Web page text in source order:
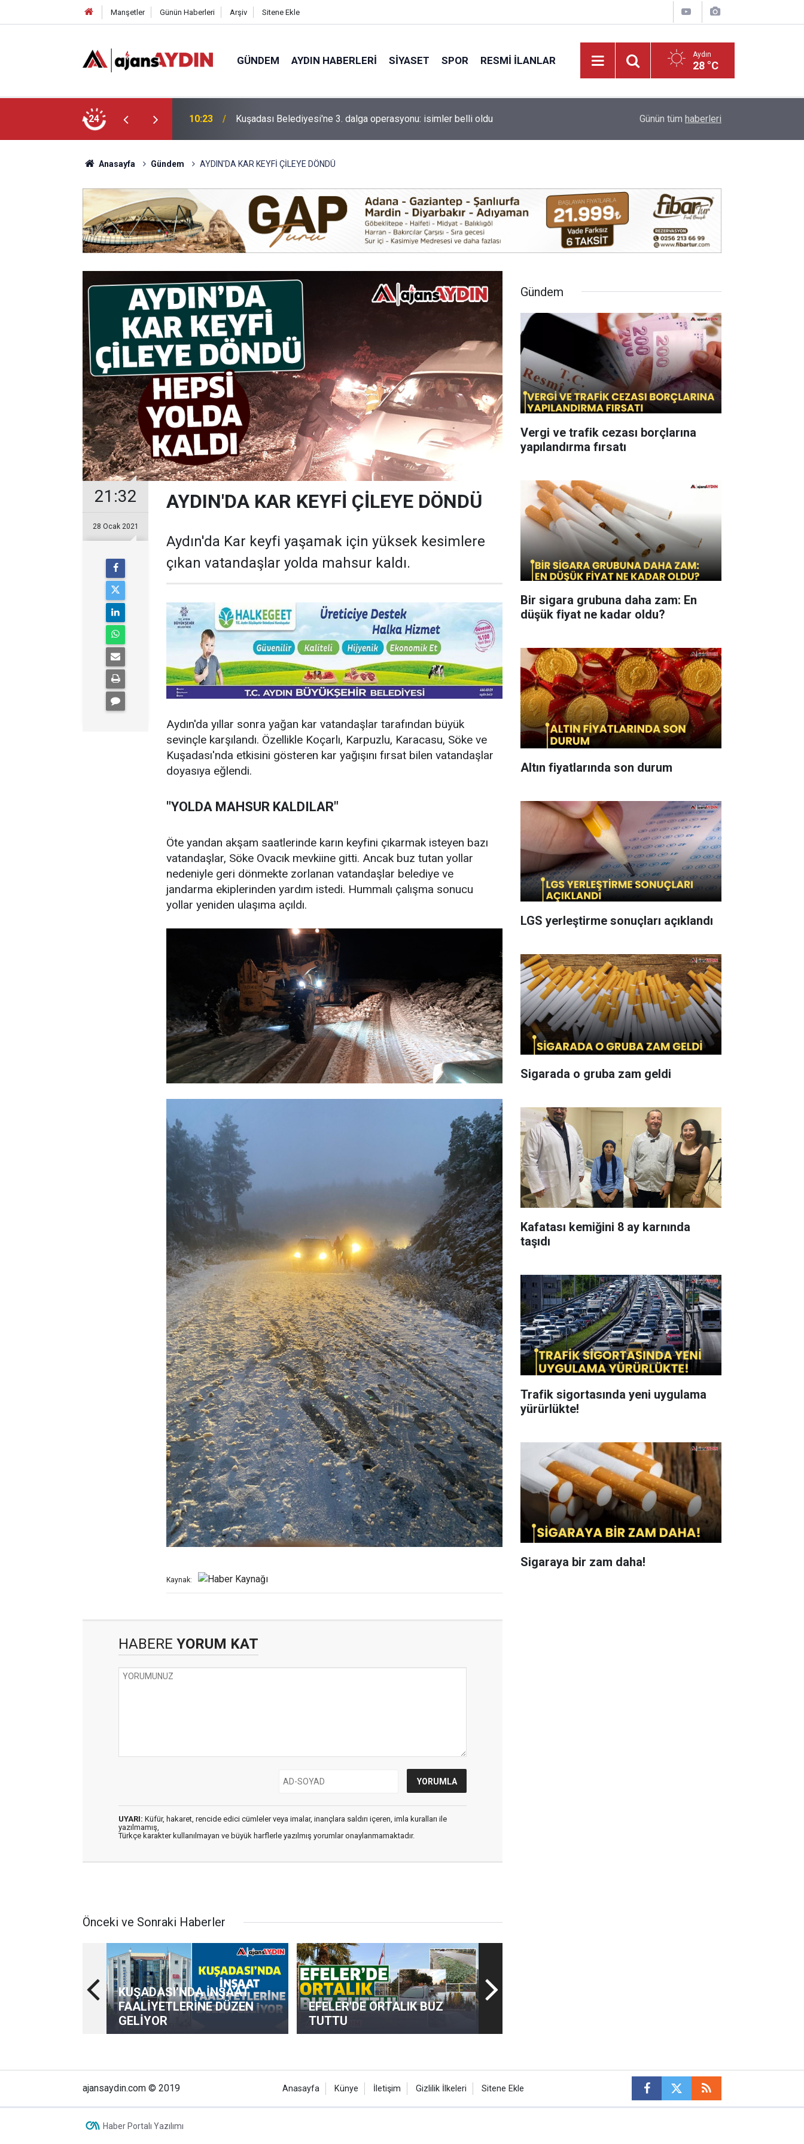
Manşetler Günün Haberleri Arşiv Sitene Ekle
GÜNDEM AYDIN HABERLERI SIYASET SPOR RESMI İLANLAR Aydın
28 °C
24
isimler belli oldu 10:06 Germencik’te iş yerinde korkutan yangın: alevler yükseldi Vergi ve trafik cezası borçlarına yapılandırma
Günün tüm haberleri
Anasayfa Gündem AYDIN'DA KAR KEYFİ ÇİLEYE DÖNDÜ
21:32
28 Ocak 2021
AYDIN'DA KAR KEYFİ ÇİLEYE DÖNDÜ
Aydın'da Kar keyfi yaşamak için yüksek kesimlere
çıkan vatandaşlar yolda mahsur kaldı.
Aydın'da yıllar sonra yağan kar vatandaşlar tarafından büyük
sevinçle karşılandı. Özellikle Koçarlı, Karpuzlu, Karacasu, Söke ve
Kuşadası'nda etkisini gösteren kar yağışını fırsat bilen vatandaşlar
doyasıya eğlendi.
"YOLDA MAHSUR KALDILAR"
Öte yandan akşam saatlerinde karın keyfini çıkarmak isteyen bazı
vatandaşlar, Söke Ovacık mevkiine gitti. Ancak buz tutan yollar
nedeniyle geri dönmekte zorlanan vatandaşlar belediye ve
jandarma ekiplerinden yardım istedi. Hummalı çalışma sonucu
yollar yeniden ulaşıma açıldı.
Kaynak:
HABERE YORUM KAT
UYARI: Küfür, hakaret, rencide edici cümleler veya imalar, inançlara saldırı içeren, imla kuralları ile
yazılmamış,
Türkçe karakter kullanılmayan ve büyük harflerle yazılmış yorumlar onaylanmamaktadır.
Önceki ve Sonraki Haberler
KUŞADASI’NDA İNŞAAT
FAALİYETLERİNE DÜZEN
GELİYOR
EFELER'DE ORTALIK BUZ
TUTTU
Gündem
Vergi ve trafik cezası borçlarına
yapılandırma fırsatı
Bir sigara grubuna daha zam: En
düşük fiyat ne kadar oldu?
Altın fiyatlarında son durum
LGS yerleştirme sonuçları açıklandı
Sigarada o gruba zam geldi
Kafatası kemiğini 8 ay karnında
taşıdı
Trafik sigortasında yeni uygulama
yürürlükte!
Sigaraya bir zam daha!
ajansaydin.com © 2019 Anasayfa Künye İletişim Gizlilik İlkeleri Sitene Ekle
Haber Portalı Yazılımı